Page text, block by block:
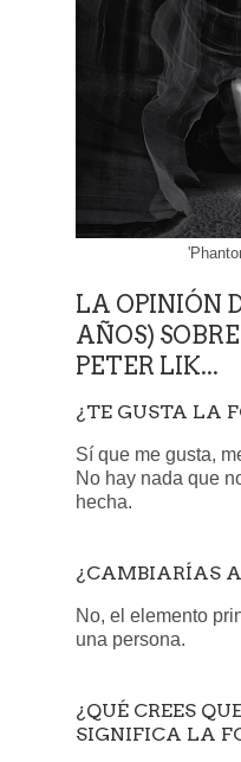
LA OPINIÓN
AÑOS)
PETER LIK...
¿TE GUSTA LA
Sí que me gusta,
No hay nada que
hecha.
¿CAMBIARÍAS
No, el elemento
una persona.
¿QUÉ CREES
SIGNIFICA LA